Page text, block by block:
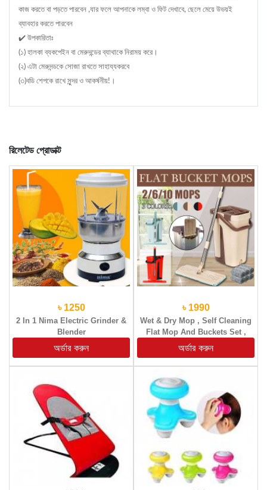
কাজ করতে বা পড়তে পারবেন ,যার ফলে আপনাকে লম্বা ও ফিট দেখাবে, ছেলে মেয়ে উভয়ই
ব্যাবহার করতে পারবেন
✔️ উপকারিতাঃ
(১) হালকা ব্যকপেইন বা মেরুদন্ডের ব্যাথাকে নিরাময় করে।
(২) এটা মেরুদন্ডকে সোজা রাখতে সাহায্যকরবে
(৩)বডি শেপকে রাখে সুন্দর ও আকর্ষনীয়!।
রিলেটেড প্রোডাক্ট
৳ 1250
2 In 1 Nima Electric Grinder &
Blender
৳ 1990
Wet & Dry Mop , Self Cleaning
Flat Mop And Buckets Set ,
Mop And Bucket Easy